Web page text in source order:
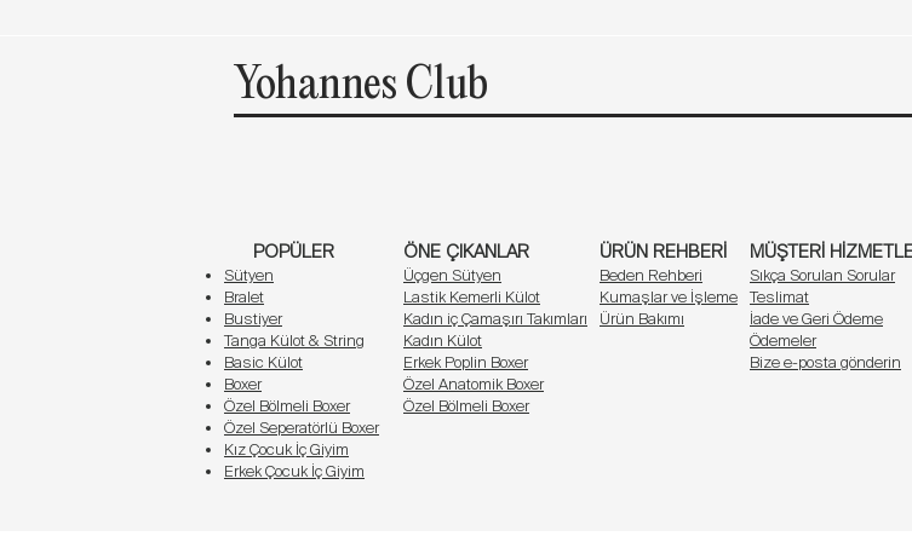
Yohannesclub, kadınların bedenlerini sevmelerini, özgürce ifade etmelerini ve her gün
kendi hikayenizi yazarken yanınızda olan bir dost, güç kaynağıdır. Kendinizi kutlayın, cesaretinizi
Göğüs (cm)
84 - 90 64 - 68
106 - 115 82 - 88
Yohannes Club
POPÜLER
Sütyen
Bralet
Bustiyer
Tanga Külot & String
Basic Külot
Boxer
Özel Bölmeli Boxer
Özel Seperatörlü Boxer
Kız Çocuk İç Giyim
Erkek Çocuk İç Giyim
ÖNE ÇIKANLAR
Üçgen Sütyen
Lastik Kemerli Külot
Kadın iç Çamaşırı Takımları
Kadın Külot
Erkek Poplin Boxer
Özel Anatomik Boxer
Özel Bölmeli Boxer
ÜRÜN REHBERİ
Beden Rehberi
Kumaşlar ve İşleme
Ürün Bakımı
MÜŞTERİ
Sıkça Sorulan Sorular
Teslimat
İade ve Geri Ödeme
Ödemeler
Bize e-posta gönderin